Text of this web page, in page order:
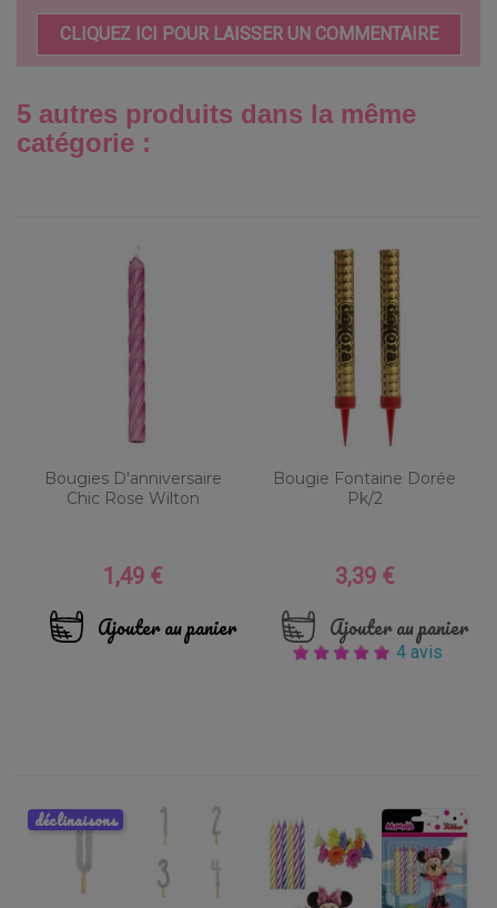
CLIQUEZ ICI POUR LAISSER UN COMMENTAIRE
5 autres produits dans la même
catégorie :
Bougies D'anniversaire
Chic Rose Wilton
Prix
1,49 €
Ajouter au panier
Bougie Fontaine Dorée
Pk/2
Prix
3,39 €
Ajouter au panier
4 avis
déclinaisons